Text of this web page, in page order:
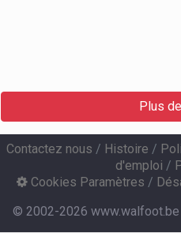
Plus
Contactez nous / Histoire /
d'emploi /
Cookies Paramètres /
© 2002-2026 www.walfoot.be